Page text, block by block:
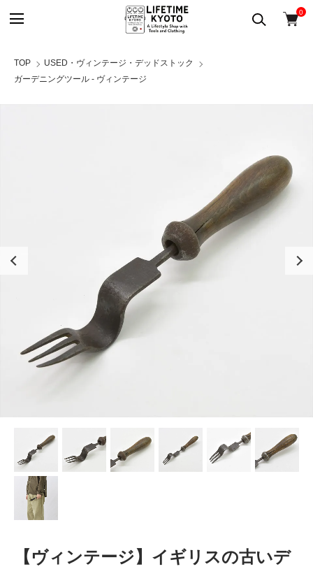
0
TOP
USED・ヴィンテージ・デッドストック
ガーデニングツール - ヴィンテージ
【ヴィンテージ】イギリスの古いデ